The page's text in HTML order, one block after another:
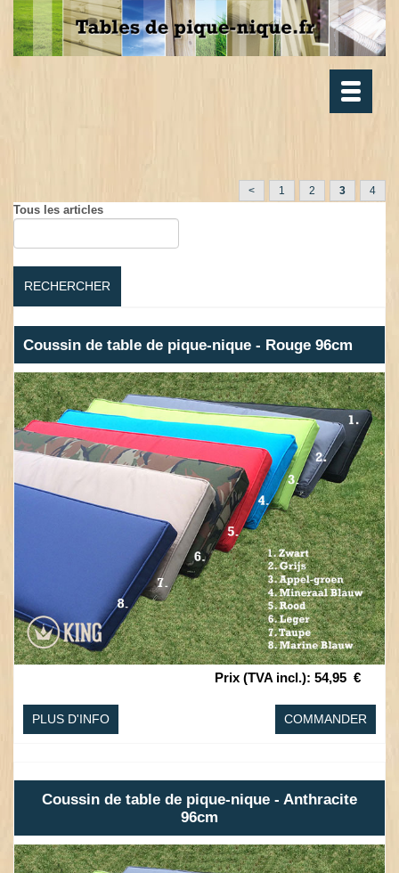
Toggle
< 1 2 3 4
Tous les articles
RECHERCHER
Coussin de table de pique-nique - Rouge 96cm
Prix (TVA incl.): 54,95 €
PLUS D'INFO COMMANDER
Coussin de table de pique-nique - Anthracite
96cm